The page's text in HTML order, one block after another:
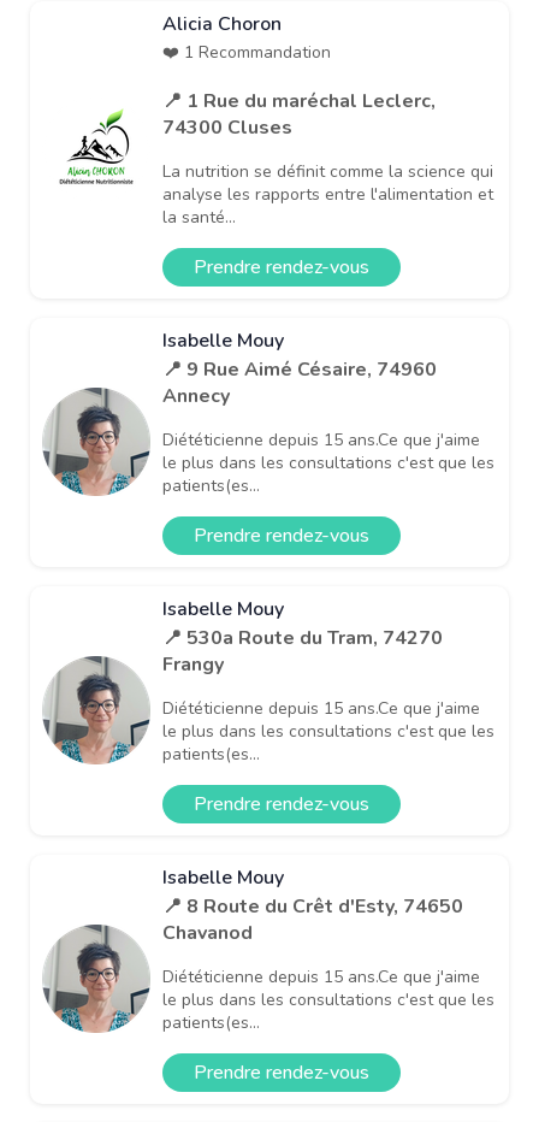
Alicia Choron
❤️ 1 Recommandation
📍 1 Rue du maréchal Leclerc,
74300 Cluses
La nutrition se définit comme la science qui
analyse les rapports entre l'alimentation et
la santé...
Prendre rendez-vous
Isabelle Mouy
📍 9 Rue Aimé Césaire, 74960
Annecy
Diététicienne depuis 15 ans.Ce que j'aime
le plus dans les consultations c'est que les
patients(es...
Prendre rendez-vous
Isabelle Mouy
📍 530a Route du Tram, 74270
Frangy
Diététicienne depuis 15 ans.Ce que j'aime
le plus dans les consultations c'est que les
patients(es...
Prendre rendez-vous
Isabelle Mouy
📍 8 Route du Crêt d'Esty, 74650
Chavanod
Diététicienne depuis 15 ans.Ce que j'aime
le plus dans les consultations c'est que les
patients(es...
Prendre rendez-vous